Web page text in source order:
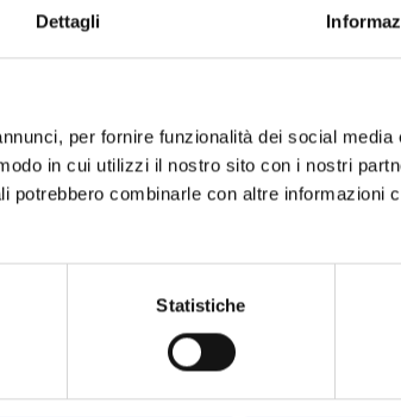
Dettagli
per fornire funzionalità dei social media
in cui utilizzi il nostro sito con i nostri
potrebbero combinarle con altre informazioni
Statistiche
studente con
teme di fallire nel
altamente probabile) la possibilità di
a questa eventualità un significato
mi espone al ridicolo di fronte agli altri
un incapace e non mi
il risultato temuto possa essere, oltre che
alla nostra immagine sociale o al nostro
decidere di non sostenere l’esame e di
orali.
di gravità di questo tipo e una conseguente
un esempio dibias cognitivo
, un
realtà, che può creare una prospettiva
decisioni e il nostro comportamento.